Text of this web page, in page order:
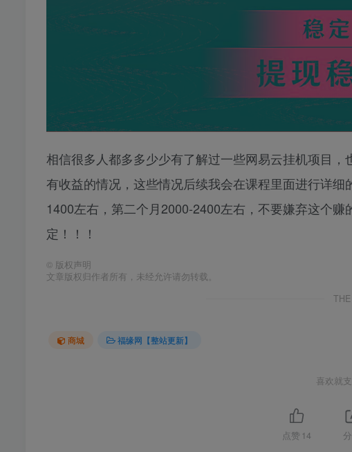
相信很多人都多多少少有了解过一些网易云挂机项目
有收益的情况，这些情况后续我会在课程里面进行详
1400左右，第二个月2000-2400左右，不要嫌弃这个
定！！！
© 版权声明
文章版权归作者所有，未经允许请勿转载。
商城 福缘网【整站更新】
喜欢就
点赞 14